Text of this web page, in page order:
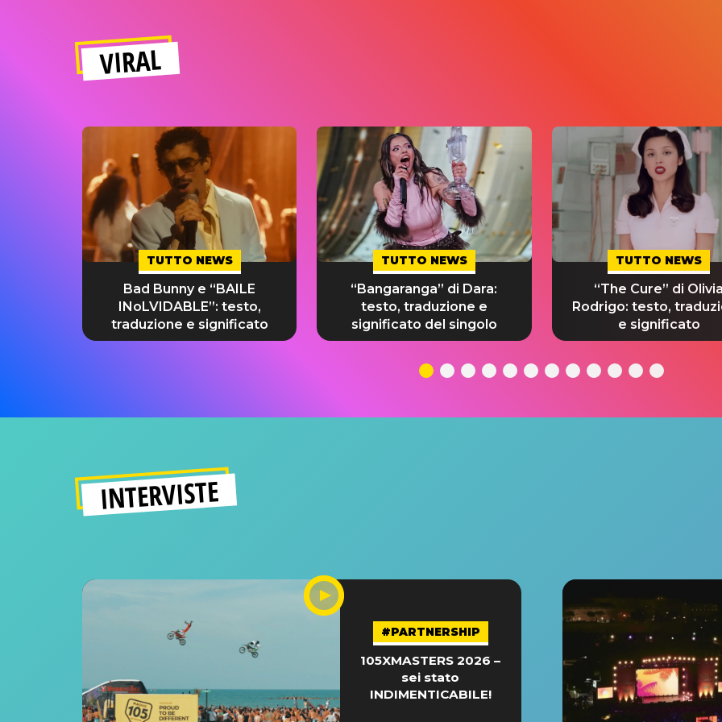
VIRAL
TUTTO NEWS
Bad Bunny e “BAILE
INoLVIDABLE”: testo,
traduzione e significato
TUTTO NEWS
“Bangaranga” di Dara:
testo, traduzione e
significato del singolo
TUTTO NEWS
“The Cure” di Olivia
Rodrigo: testo,
e significato
INTERVISTE
#PARTNERSHIP
105XMASTERS 2026 –
sei stato
INDIMENTICABILE!